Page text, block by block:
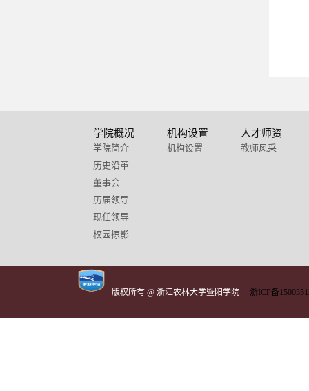
学院概况
学院简介
历史沿革
董事会
历届领导
现任领导
校园掠影
机构设置
机构设置
人才师资
教师风采
版权所有 @ 浙江农林大学暨阳学院 浙ICP备